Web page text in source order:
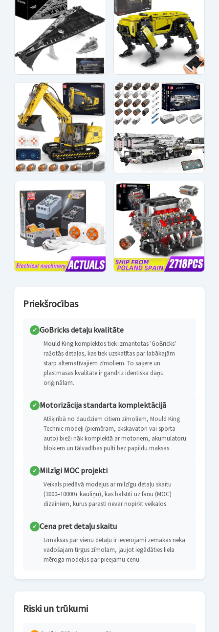
Priekšrocības
✓ GoBricks detaļu kvalitāte
Mould King komplektos tiek izmantotas 'GoBricks'
ražotās detaļas, kas tiek uzskatītas par labākajām
starp alternatīvajiem zīmoliem. To saķere un
plastmasas kvalitāte ir gandrīz identiska dāņu
oriģinālam.
✓ Motorizācija standarta komplektācijā
Atšķirībā no daudziem citiem zīmoliem, Mould King
Technic modeļi (piemēram, ekskavatori vai sporta
auto) bieži nāk komplektā ar motoriem, akumulatoru
blokiem un tālvadības pulti bez papildu maksas.
✓ Milzīgi MOC projekti
Veikals piedāvā modeļus ar milzīgu detaļu skaitu
(3000–10000+ kauliņu), kas balstīti uz fanu (MOC)
dizainiem, kurus parasti nevar nopirkt veikalos.
✓ Cena pret detaļu skaitu
Izmaksas par vienu detaļu ir ievērojami zemākas nekā
vadošajam tirgus zīmolam, ļaujot iegādāties liela
mēroga modeļus par pieejamu cenu.
Riski un trūkumi